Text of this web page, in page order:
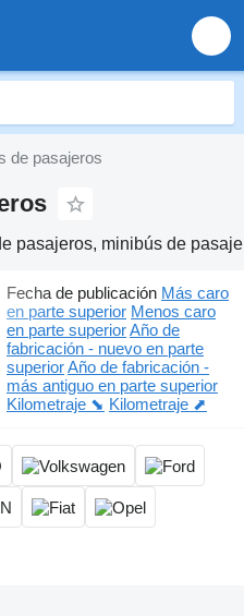
de pasajeros
pasajeros, minibús de
Fecha de publicación Más caro
en parte superior Menos caro
en parte superiorAño de
fabricación - nuevo en parte
superiorAño de fabricación -
más antiguo en parte superior
Kilometraje ⬊ Kilometraje ⬈